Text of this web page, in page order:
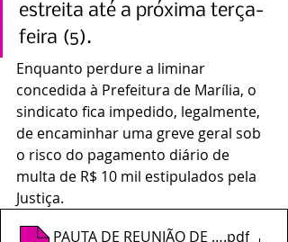
estreita até a próxima terça-
feira (5).
Enquanto perdure a liminar
concedida à Prefeitura de Marília, o
sindicato fica impedido, legalmente,
de encaminhar uma greve geral sob
o risco do pagamento diário de
multa de R$ 10 mil estipulados pela
Justiça.
PAUTA DE REUNIÃO DE
.pdf